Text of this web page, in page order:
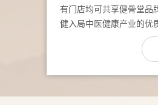
有门店均可共享健骨堂品
健入局中医健康产业的优